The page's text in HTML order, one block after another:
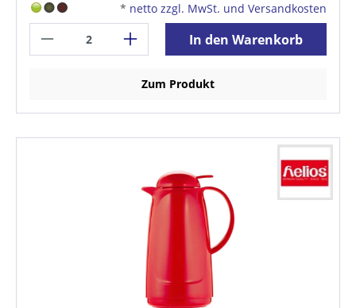
* netto zzgl. MwSt. und Versandkosten
In den Warenkorb
Zum Produkt